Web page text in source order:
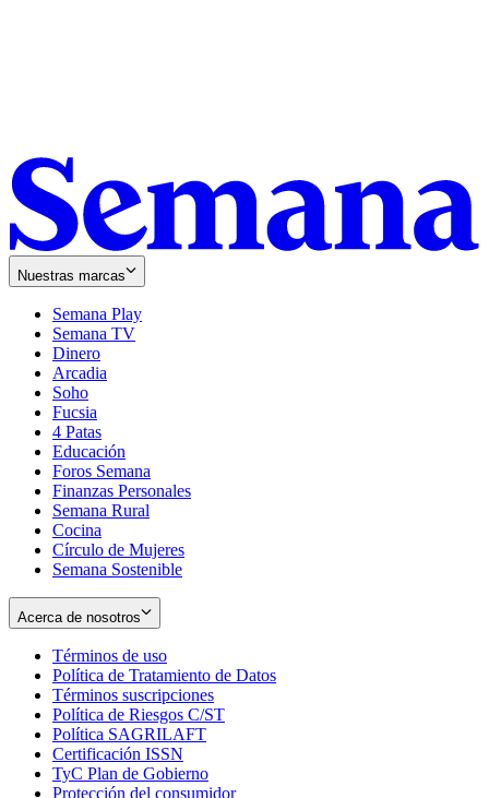
Nuestras marcas
Semana Play
Semana TV
Dinero
Arcadia
Soho
in
new
window
Fucsia
in
new
window
4 Patas
Educación
Foros Semana
Finanzas Personales
Semana Rural
Cocina
Círculo de Mujeres
Semana Sostenible
Acerca de nosotros
Términos de uso
in
new
window
Política de Tratamiento de Datos
Términos suscripciones
in
Política de Riesgos C/ST
Política SAGRILAFT
new
window
Certificación ISSN
in
new
TyC Plan de Gobierno
in
Protección del consumidorOpens